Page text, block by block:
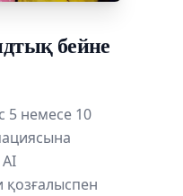
бейне
5 немесе 10
қозғалыспен